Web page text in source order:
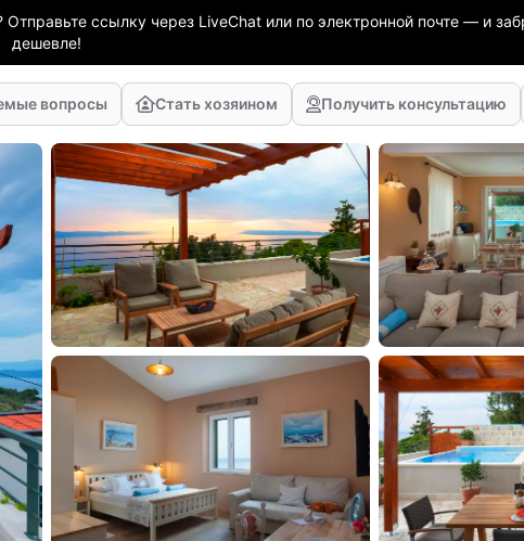
ссылку через LiveChat или по электронной почте — и
дешевле!
вопросы Стать хозяином Получить консультацию